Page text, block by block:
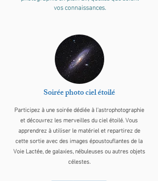
vos connaissances.
Soirée photo ciel étoilé
Participez à une soirée dédiée à l'astrophotographie
et découvrez les merveilles du ciel étoilé. Vous
apprendrez à utiliser le matériel et repartirez de
cette sortie avec des images époustouflantes de la
Voie Lactée, de galaxies, nébuleuses ou autres objets
célestes.